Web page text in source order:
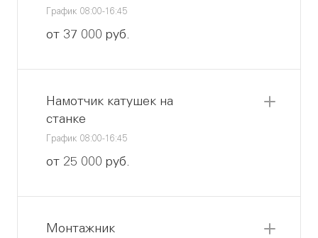
График 08:00-16:45
от 37 000 руб.
Намотчик катушек на
станке
График 08:00-16:45
от 25 000 руб.
Монтажник